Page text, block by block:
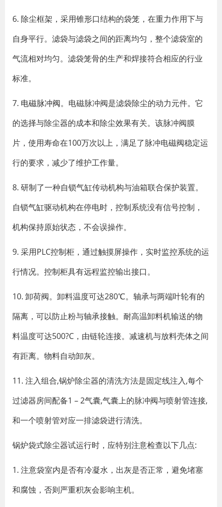
6. 除尘框架，采用锥形口结构的袋笼，在重力作用下与
自身平行。滤袋与滤袋之间的距离均匀，整个滤袋室的
气流相对均匀。滤袋笼骨的生产和焊接符合相应的行业
标准。
7. 电磁脉冲阀。电磁脉冲阀是滤袋除尘的动力元件。它
的选择与除尘器的成本和除尘效果有关。该脉冲阀膜
片，使用寿命在100万次以上，满足了脉冲电磁阀稳定运
行的要求，减少了维护工作量。
8. 研制了一种自锁气缸传动机构与油箱联合保护装置。
自锁气缸驱动机构在停电时，控制系统没有信号控制，
机构保持原始状态，不会误操作。
9. 采用PLC控制柜，通过触摸屏操作，实时监控系统的运
行情况。控制柜具有远程监控输出接口。
10. 卸荷阀。卸料温度可达280℃。轴承与两端叶轮有的
隔离，可以防止粉与轴承接触。耐高温卸料机输送的物
料温度可达500?C，由链轮连接。减速机与放料壳体之间
有距离。物料自动卸灰。
11. 注入组合,锅炉除尘器的清洗方法是固定线注入,每个
过滤器房间配备1 – 2气囊,气囊上的脉冲阀与喷射管连接,
和一个喷射管对应一排滤袋进行清洗。
锅炉袋式除尘器试运行时，应特别注意检查以下几点:
1. 注意袋室内是否有冷凝水，出灰是否正常，避免堵塞
和腐蚀，否则严重积灰会影响主机。